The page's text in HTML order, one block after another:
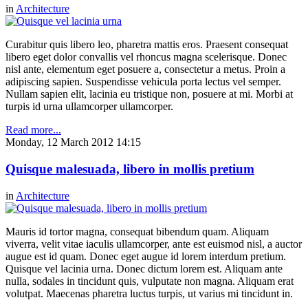
in Architecture
Curabitur quis libero leo, pharetra mattis eros. Praesent consequat
libero eget dolor convallis vel rhoncus magna scelerisque. Donec
nisl ante, elementum eget posuere a, consectetur a metus. Proin a
adipiscing sapien. Suspendisse vehicula porta lectus vel semper.
Nullam sapien elit, lacinia eu tristique non, posuere at mi. Morbi at
turpis id urna ullamcorper ullamcorper.
Read more...
Monday, 12 March 2012 14:15
Quisque malesuada, libero in mollis pretium
in Architecture
Mauris id tortor magna, consequat bibendum quam. Aliquam
viverra, velit vitae iaculis ullamcorper, ante est euismod nisl, a auctor
augue est id quam. Donec eget augue id lorem interdum pretium.
Quisque vel lacinia urna. Donec dictum lorem est. Aliquam ante
nulla, sodales in tincidunt quis, vulputate non magna. Aliquam erat
volutpat. Maecenas pharetra luctus turpis, ut varius mi tincidunt in.